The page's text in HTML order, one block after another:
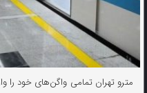
مترو تهران تمامی واگن‌های خود را